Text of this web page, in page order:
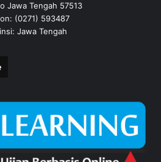
Jawa Tengah 57513
(0271) 593487
Jawa Tengah